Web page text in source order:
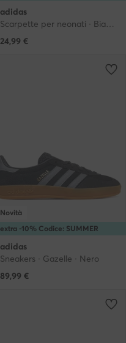
adidas
Scarpette per neonati · Bianco
24,99 €
extra -10% Codice: SUMMER
Novità
adidas
Sneakers · Gazelle · Nero
89,99 €